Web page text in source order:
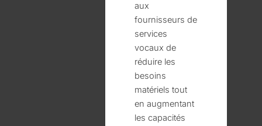
aux
fournisseurs de
services
vocaux de
réduire les
besoins
matériels tout
en augmentant
les capacités